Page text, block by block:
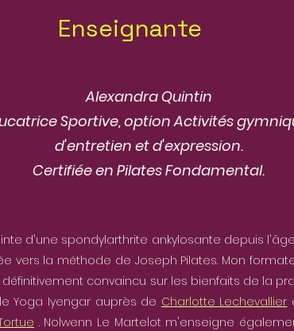
Enseignante
Alexandra Quintin
Sportive, option Activités
d'entretien et d'expression.
Certifiée en Pilates Fondamental.
d'une spondylarthrite ankylosante depuis
vers la méthode de Joseph Pilates. Mon
définitivement convaincu sur les bienfaits de la
Yoga Iyengar auprès de Charlotte Lechevallier
. Nolwenn Le Martelot m'enseigne